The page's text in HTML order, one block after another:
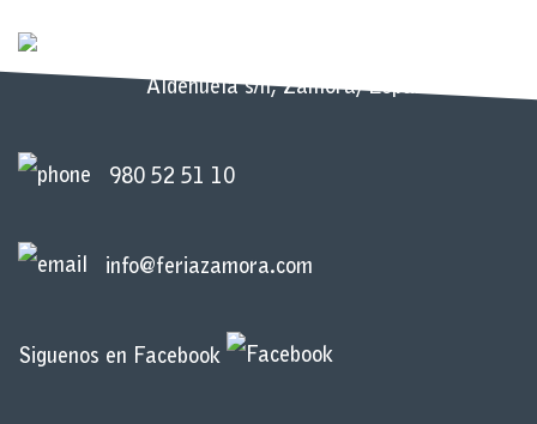
Aldehuela s/n, Zamora, España
980 52 51 10
info@feriazamora.com
Siguenos en Facebook